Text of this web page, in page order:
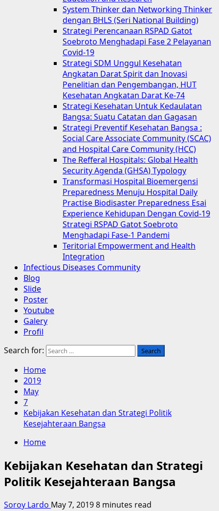
System Thinker dan Networking Thinker
dengan BHLS (Seri National Building)
Strategi Perencanaan RSPAD Gatot
Soebroto Menghadapi Fase 2 Pelayanan
Covid-19
Strategi SDM Unggul Kesehatan
Angkatan Darat Spirit dan Inovasi
Penelitian dan Pengembangan, HUT
Kesehatan Angkatan Darat Ke-74
Strategi Kesehatan Untuk Kedaulatan
Bangsa: Suatu Catatan dan Gagasan
Strategi Preventif Kesehatan Bangsa :
Social Care Associate Community (SCAC)
and Hospital Care Community (HCC)
The Refferal Hospitals: Global Health
Security Agenda (GHSA) Typology
Transformasi Hospital Bioemergensi
Preparedness Menuju Hospital Daily
Practise Biodisaster Preparedness Esai
Experience Kehidupan Dengan Covid-19
Strategi RSPAD Gatot Soebroto
Menghadapi Fase-1 Pandemi
Teritorial Empowerment and Health
Integration
Infectious Diseases Community
Blog
Slide
Poster
Youtube
Galery
Profil
Search for:
Home
2019
May
7
Kebijakan Kesehatan dan Strategi Politik
Kesejahteraan Bangsa
Home
Kebijakan Kesehatan dan Strategi
Politik Kesejahteraan Bangsa
Soroy Lardo May 7, 20198 minutes read